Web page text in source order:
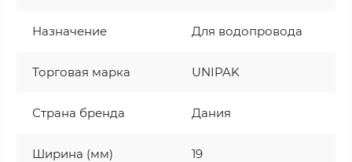
Назначение Для водопровода
Торговая марка UNIPAK
Страна бренда Дания
Ширина (мм) 19